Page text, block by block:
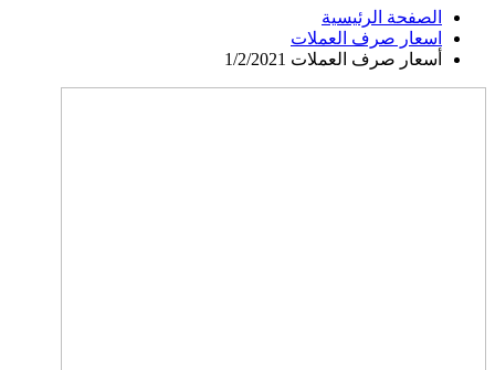
الصفحة الرئيسية
اسعار صرف العملات
أسعار صرف العملات 1/2/2021